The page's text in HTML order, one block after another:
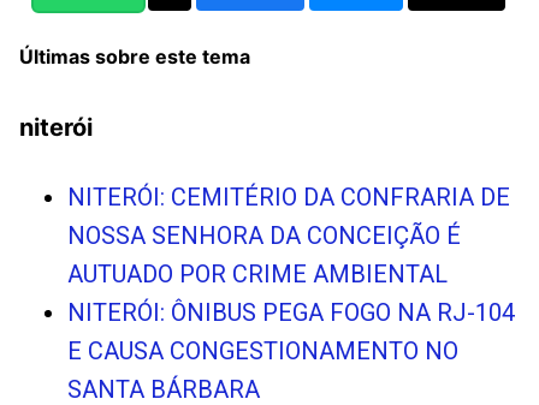
Últimas sobre este tema
niterói
NITERÓI: CEMITÉRIO DA CONFRARIA DE
NOSSA SENHORA DA CONCEIÇÃO É
AUTUADO POR CRIME AMBIENTAL
NITERÓI: ÔNIBUS PEGA FOGO NA RJ-104
E CAUSA CONGESTIONAMENTO NO
SANTA BÁRBARA